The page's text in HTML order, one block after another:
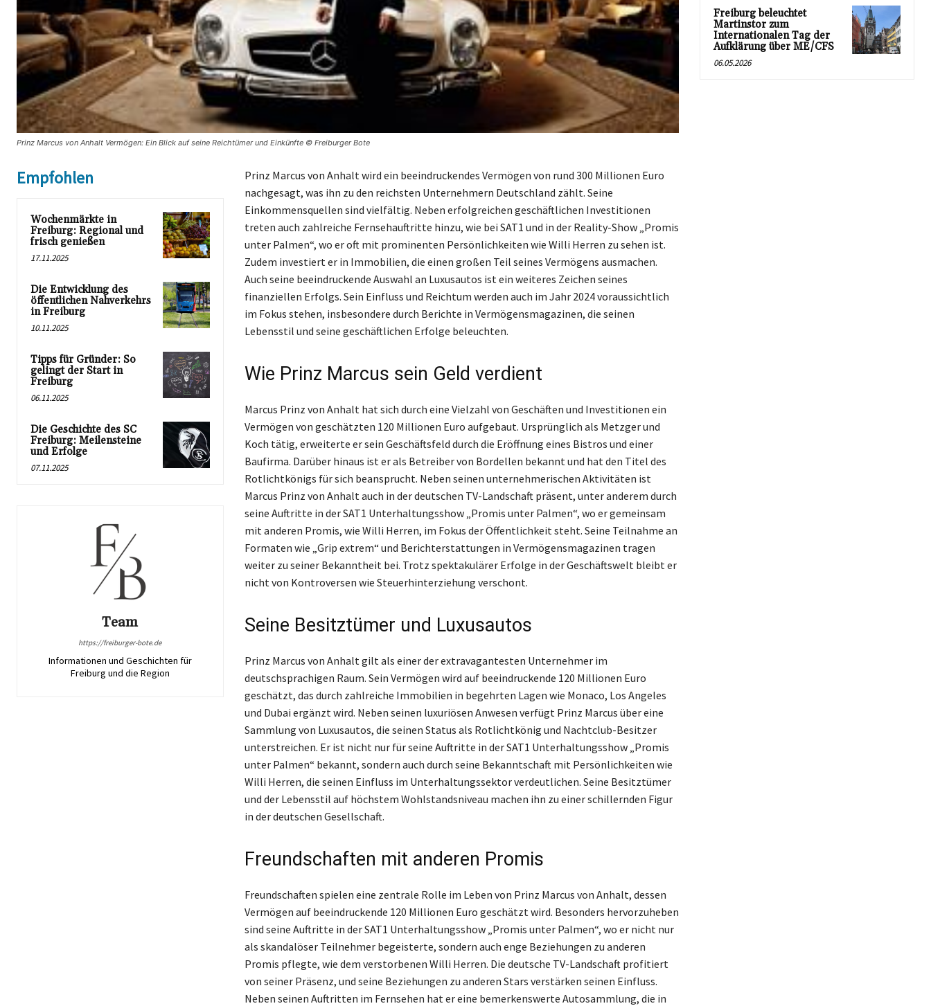
Prinz Marcus von Anhalt Vermögen: Ein Blick auf seine Reichtümer und Einkünfte © Freiburger Bote
Empfohlen
Wochenmärkte in
Freiburg: Regional und
frisch genießen
17.11.2025
Die Entwicklung des
öffentlichen Nahverkehrs
in Freiburg
10.11.2025
Tipps für Gründer: So
gelingt der Start in
Freiburg
06.11.2025
Die Geschichte des SC
Freiburg: Meilensteine
und Erfolge
07.11.2025
Team
https://freiburger-bote.de
Informationen und Geschichten für
Freiburg und die Region
Prinz Marcus von Anhalt wird ein beeindruckendes Vermögen von rund 300 Millionen Euro
nachgesagt, was ihn zu den reichsten Unternehmern Deutschland zählt. Seine
Einkommensquellen sind vielfältig. Neben erfolgreichen geschäftlichen Investitionen
treten auch zahlreiche Fernsehauftritte hinzu, wie bei SAT1 und in der Reality-Show „Promis
unter Palmen“, wo er oft mit prominenten Persönlichkeiten wie Willi Herren zu sehen ist.
Zudem investiert er in Immobilien, die einen großen Teil seines Vermögens ausmachen.
Auch seine beeindruckende Auswahl an Luxusautos ist ein weiteres Zeichen seines
finanziellen Erfolgs. Sein Einfluss und Reichtum werden auch im Jahr 2024 voraussichtlich
im Fokus stehen, insbesondere durch Berichte in Vermögensmagazinen, die seinen
Lebensstil und seine geschäftlichen Erfolge beleuchten.
Wie Prinz Marcus sein Geld verdient
Marcus Prinz von Anhalt hat sich durch eine Vielzahl von Geschäften und Investitionen ein
Vermögen von geschätzten 120 Millionen Euro aufgebaut. Ursprünglich als Metzger und
Koch tätig, erweiterte er sein Geschäftsfeld durch die Eröffnung eines Bistros und einer
Baufirma. Darüber hinaus ist er als Betreiber von Bordellen bekannt und hat den Titel des
Rotlichtkönigs für sich beansprucht. Neben seinen unternehmerischen Aktivitäten ist
Marcus Prinz von Anhalt auch in der deutschen TV-Landschaft präsent, unter anderem durch
seine Auftritte in der SAT1 Unterhaltungsshow „Promis unter Palmen“, wo er gemeinsam
mit anderen Promis, wie Willi Herren, im Fokus der Öffentlichkeit steht. Seine Teilnahme an
Formaten wie „Grip extrem“ und Berichterstattungen in Vermögensmagazinen tragen
weiter zu seiner Bekanntheit bei. Trotz spektakulärer Erfolge in der Geschäftswelt bleibt er
nicht von Kontroversen wie Steuerhinterziehung verschont.
Seine Besitztümer und Luxusautos
Prinz Marcus von Anhalt gilt als einer der extravagantesten Unternehmer im
deutschsprachigen Raum. Sein Vermögen wird auf beeindruckende 120 Millionen Euro
geschätzt, das durch zahlreiche Immobilien in begehrten Lagen wie Monaco, Los Angeles
und Dubai ergänzt wird. Neben seinen luxuriösen Anwesen verfügt Prinz Marcus über eine
Sammlung von Luxusautos, die seinen Status als Rotlichtkönig und Nachtclub-Besitzer
unterstreichen. Er ist nicht nur für seine Auftritte in der SAT1 Unterhaltungsshow „Promis
unter Palmen“ bekannt, sondern auch durch seine Bekanntschaft mit Persönlichkeiten wie
Willi Herren, die seinen Einfluss im Unterhaltungssektor verdeutlichen. Seine Besitztümer
und der Lebensstil auf höchstem Wohlstandsniveau machen ihn zu einer schillernden Figur
in der deutschen Gesellschaft.
Freundschaften mit anderen Promis
Freundschaften spielen eine zentrale Rolle im Leben von Prinz Marcus von Anhalt, dessen
Vermögen auf beeindruckende 120 Millionen Euro geschätzt wird. Besonders hervorzuheben
sind seine Auftritte in der SAT1 Unterhaltungsshow „Promis unter Palmen“, wo er nicht nur
als skandalöser Teilnehmer begeisterte, sondern auch enge Beziehungen zu anderen
Promis pflegte, wie dem verstorbenen Willi Herren. Die deutsche TV-Landschaft profitiert
von seiner Präsenz, und seine Beziehungen zu anderen Stars verstärken seinen Einfluss.
Neben seinen Auftritten im Fernsehen hat er eine bemerkenswerte Autosammlung, die in
Freiburg beleuchtet
Martinstor zum
Internationalen Tag der
Aufklärung über ME/CFS
06.05.2026